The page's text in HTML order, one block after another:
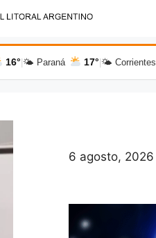
16° 🌤 Paraná 17° 🌤 Corrientes
6 agosto, 2026